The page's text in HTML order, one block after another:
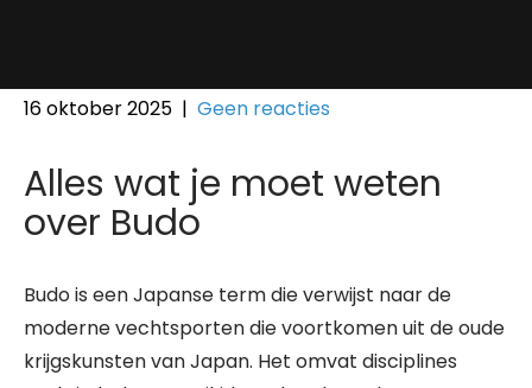
16 oktober 2025 | Geen reacties
Alles wat je moet weten
over Budo
Budo is een Japanse term die verwijst naar de
moderne vechtsporten die voortkomen uit de oude
krijgskunsten van Japan. Het omvat disciplines